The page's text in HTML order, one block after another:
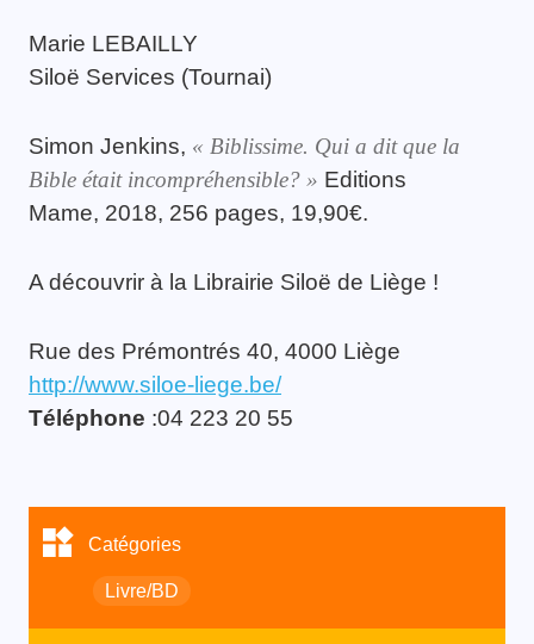
Marie LEBAILLY
Siloë Services (Tournai)
Simon Jenkins, « Biblissime. Qui a dit que la
Bible était incompréhensible? » Editions
Mame, 2018, 256 pages, 19,90€.
A découvrir à la Librairie Siloë de Liège !
Rue des Prémontrés 40, 4000 Liège
http://www.siloe-liege.be/
Téléphone :04 223 20 55
Catégories
Livre/BD